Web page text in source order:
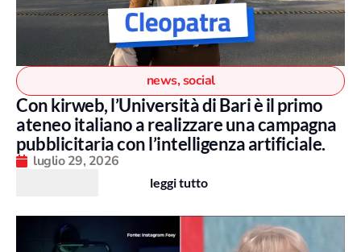
news,social
Con kirweb, l’Università di Bari è il primo
ateneo italiano a realizzare una campagna
pubblicitaria con l’intelligenza artificiale.
luglio 29, 2026
leggi tutto